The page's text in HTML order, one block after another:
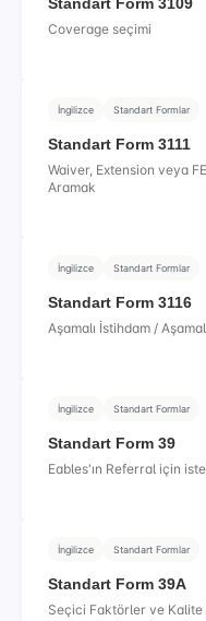
Standart Form 3109
Coverage seçimi
İngilizce Standart Formlar
Standart Form 3111
Waiver, Extension veya
Aramak
İngilizce Standart Formlar
Standart Form 3116
Aşamalı İstihdam /
İngilizce Standart Formlar
Standart Form 39
Eables'ın Referral için
İngilizce Standart Formlar
Standart Form 39A
Seçici Faktörler ve Kalite